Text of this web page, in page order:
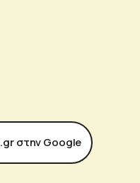
στην Google